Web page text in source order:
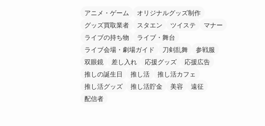
アニメ・ゲーム
オリジナルグッズ制作
グッズ買取業者
スタエン ツイステ
マナー
ライブの持ち物
ライブ・舞台
ライブ会場・劇場ガイド
刀剣乱舞
参戦服
双眼鏡
差し入れ 応援グッズ
応援広告
推しの誕生日
推し活
推し活カフェ
推し活グッズ
推し活貯金 美容
遠征
配信者